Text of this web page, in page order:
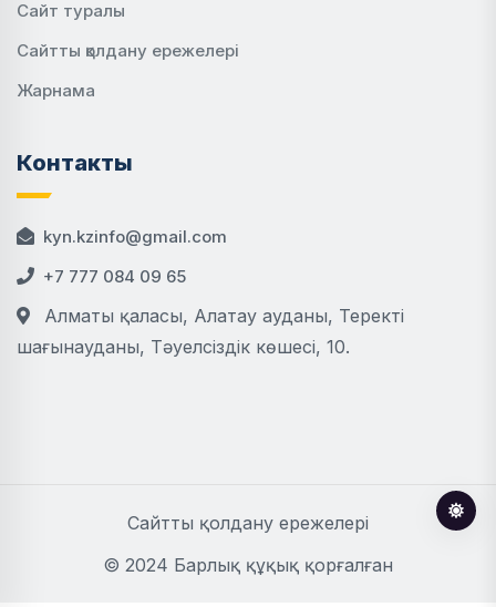
Сайт туралы
Сайтты қолдану ережелері
Жарнама
Контакты
kyn.kzinfo@gmail.com
+7 777 084 09 65
Алматы қаласы, Алатау ауданы, Теректі
шағынауданы, Тәуелсіздік көшесі, 10.
Сайтты қолдану ережелері
© 2024 Барлық құқық қорғалған